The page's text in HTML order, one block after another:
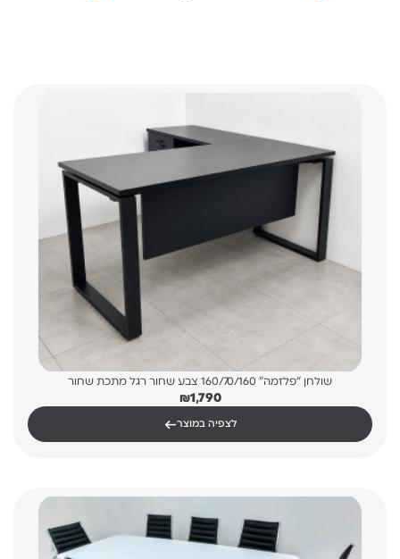
שולחן “פלזמה” 160/70/160 צבע שחור רגל מתכת שחור
₪1,790
←לצפיה במוצר